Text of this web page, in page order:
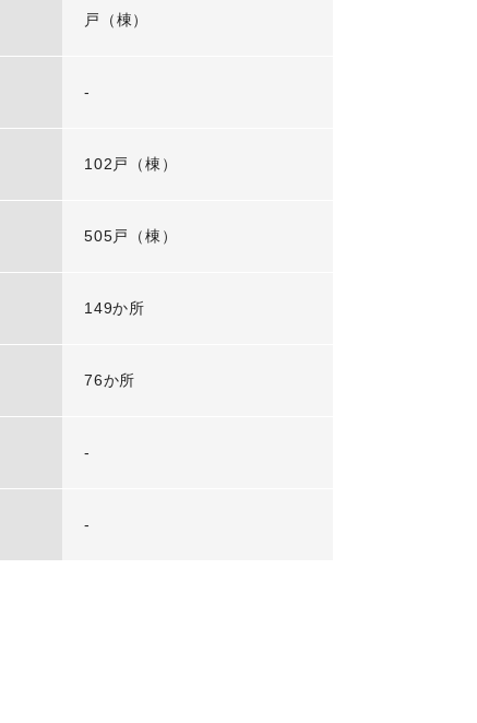
戸（棟）
-
102戸（棟）
505戸（棟）
149か所
76か所
-
-